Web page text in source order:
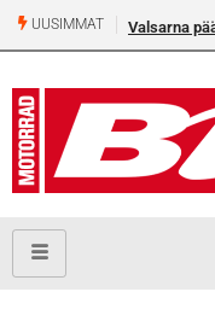
UUSIMMAT Valsarna